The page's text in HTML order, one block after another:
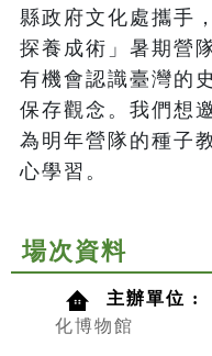
縣政府文化處攜手
探養成術」暑期營
有機會認識臺灣的
保存觀念。我們想
為明年營隊的種子
心學習。
場次資料
主辦單位 :
化博物館